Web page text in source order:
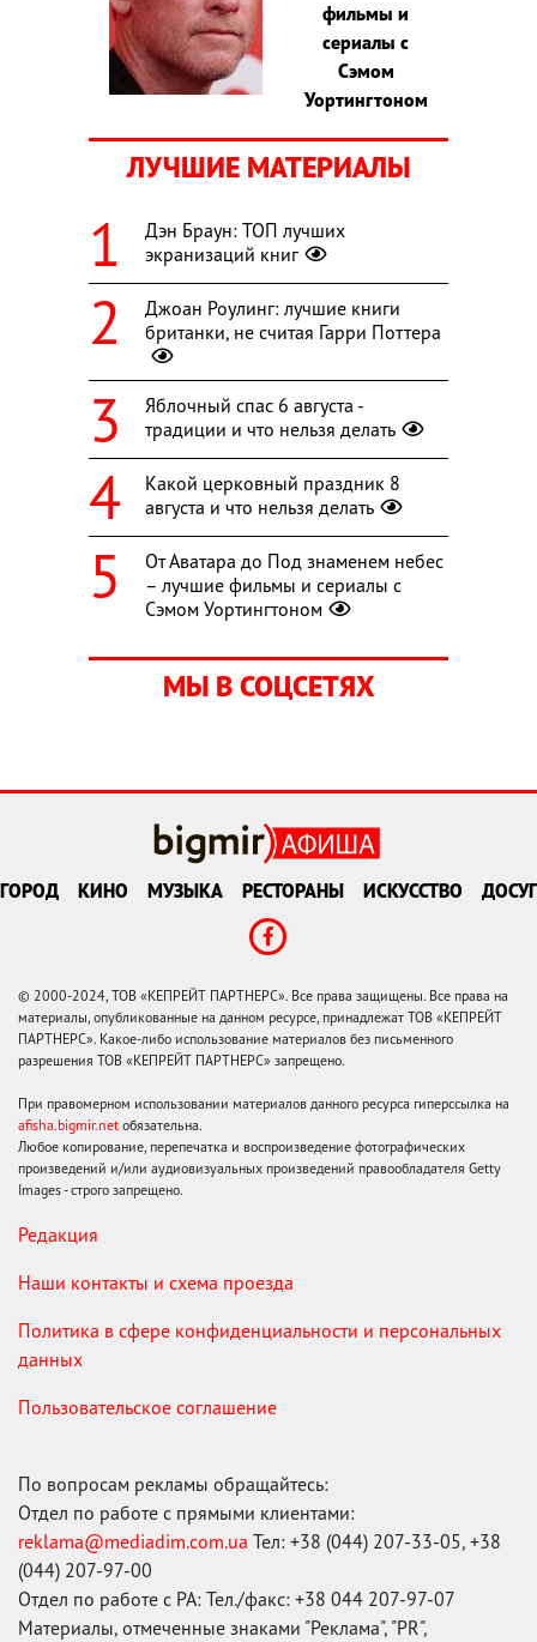
фильмы и
сериалы с
Сэмом
Уортингтоном
ЛУЧШИЕ МАТЕРИАЛЫ
Дэн Браун: ТОП лучших
экранизаций книг
Джоан Роулинг: лучшие книги
британки, не считая Гарри Поттера
Яблочный спас 6 августа -
традиции и что нельзя делать
Какой церковный праздник 8
августа и что нельзя делать
От Аватара до Под знаменем небес
– лучшие фильмы и сериалы с
Сэмом Уортингтоном
МЫ В СОЦСЕТЯХ
ГОРОД КИНО МУЗЫКА РЕСТОРАНЫ ИСКУССТВО ДОСУГ
© 2000-2024, ТОВ «КЕПРЕЙТ ПАРТНЕРС». Все права защищены. Все права на
материалы, опубликованные на данном ресурсе, принадлежат ТОВ «КЕПРЕЙТ
ПАРТНЕРС». Какое-либо использование материалов без письменного
разрешения ТОВ «КЕПРЕЙТ ПАРТНЕРС» запрещено.
При правомерном использовании материалов данного ресурса гиперссылка на
afisha.bigmir.net обязательна.
Любое копирование, перепечатка и воспроизведение фотографических
произведений и/или аудиовизуальных произведений правообладателя Getty
Images - строго запрещено.
Редакция
Наши контакты и схема проезда
Политика в сфере конфиденциальности и персональных
данных
Пользовательское соглашение
По вопросам рекламы обращайтесь:
Отдел по работе с прямыми клиентами:
reklama@mediadim.com.ua Тел: +38 (044) 207-33-05, +38
(044) 207-97-00
Отдел по работе с РА: Тел./факс: +38 044 207-97-07
Материалы, отмеченные знаками "Реклама", "PR",